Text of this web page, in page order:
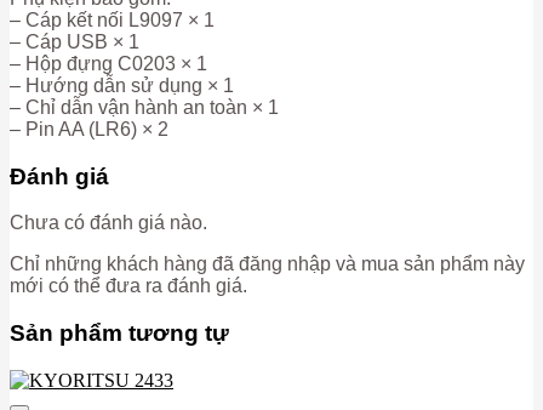
– Cáp kết nối L9097 × 1
– Cáp USB × 1
– Hộp đựng C0203 × 1
– Hướng dẫn sử dụng × 1
– Chỉ dẫn vận hành an toàn × 1
– Pin AA (LR6) × 2
Đánh giá
Chưa có đánh giá nào.
Chỉ những khách hàng đã đăng nhập và mua sản phẩm này
mới có thể đưa ra đánh giá.
Sản phẩm tương tự